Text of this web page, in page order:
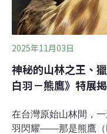
2025年11月03日
神秘的山林之王、
白羽－熊鷹》特展
在台灣原始山林間，
羽閃耀——那是熊鷹（